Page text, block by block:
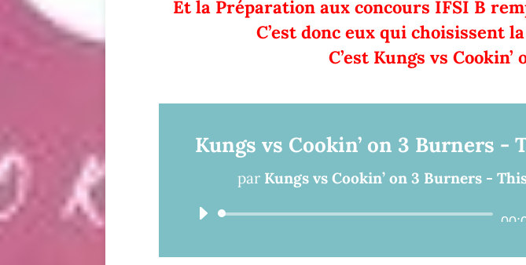
Et la Préparation aux concours IFSI B
C’est donc eux qui choisissent
C’est Kungs vs
Kungs vs Cookin’ on 3 Burners -
par Kungs vs Cookin’ on 3 Burners -
Lecteur